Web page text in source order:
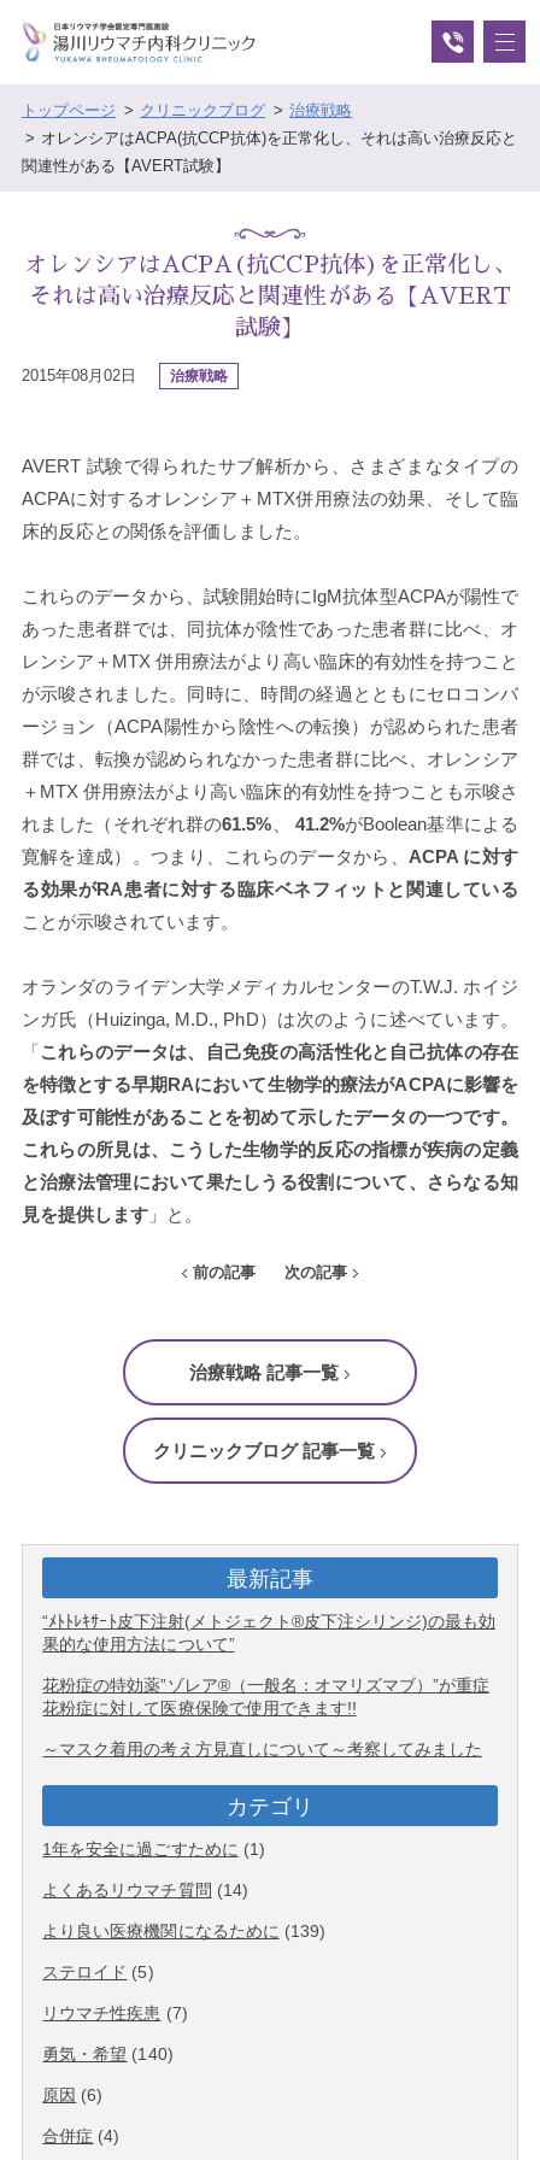
トップページ クリニックブログ
治療戦略
オレンシアはACPA(抗CCP抗体)を正常化し、それは高い治療反応と
関連性がある【AVERT試験】
オレンシアはACPA(抗CCP抗体)を正常化し、
それは高い治療反応と関連性がある【AVERT
試験】
2015年08月02日 治療戦略
AVERT 試験で得られたサブ解析から、さまざまなタイプの
ACPAに対するオレンシア＋MTX併用療法の効果、そして臨
床的反応との関係を評価しました。
これらのデータから、試験開始時にIgM抗体型ACPAが陽性で
あった患者群では、同抗体が陰性であった患者群に比べ、オ
レンシア＋MTX 併用療法がより高い臨床的有効性を持つこと
が示唆されました。同時に、時間の経過とともにセロコンバ
ージョン（ACPA陽性から陰性への転換）が認められた患者
群では、転換が認められなかった患者群に比べ、オレンシア
＋MTX 併用療法がより高い臨床的有効性を持つことも示唆さ
れました（それぞれ群の61.5% 41.2%がBoolean基準による
寛解を達成）。つまり、これらのデータから、 ACPA に対す
る効果がRA患者に対する臨床ベネフィットと関連している
ことが示唆されています。
オランダのライデン大学メディカルセンターのT.W.J. ホイジ
ンガ氏（Huizinga, M.D., PhD）は次のように述べています。
「これらのデータは、自己免疫の高活性化と自己抗体の存在
を特徴とする早期RAにおいて生物学的療法がACPAに影響を
及ぼす可能性があることを初めて示したデータの一つです。
これらの所見は、こうした生物学的反応の指標が疾病の定義
と治療法管理において果たしうる役割について、さらなる知
見を提供します 」と。
前の記事 次の記事
治療戦略 記事一覧
クリニックブログ 記事一覧
最新記事
“ﾒﾄﾄﾚｷｻｰﾄ皮下注射(メトジェクト®皮下注シリンジ)の最も効
果的な使用方法について”
花粉症の特効薬”ゾレア®（一般名：オマリズマブ）”が重症
花粉症に対して医療保険で使用できます!!
～マスク着用の考え方見直しについて～考察してみました
カテゴリ
1年を安全に過ごすために (1)
よくあるリウマチ質問 (14)
より良い医療機関になるために (139)
ステロイド (5)
リウマチ性疾患 (7)
勇気・希望 (140)
原因 (6)
合併症 (4)